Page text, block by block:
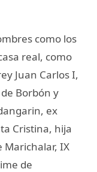
como los
real, como
Juan Carlos I,
Borbón y
ex
Cristina, hija
Marichalar, IX
de